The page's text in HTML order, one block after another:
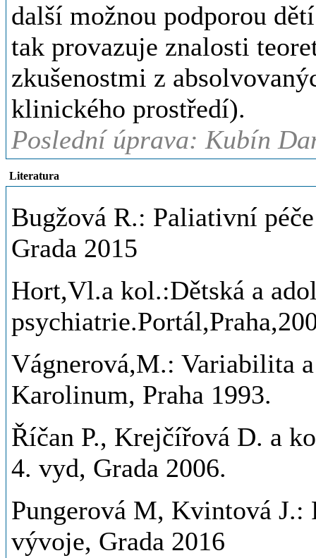
další možnou podporou
tak provazuje znalosti
zkušenostmi z
klinického prostředí).
Poslední úprava: Kubín
Literatura
Bugžová R.: Paliativní
Grada 2015
Hort,Vl.a kol.:Dětská a
Vágnerová,M.: Variabilita
Karolinum, Praha 1993.
Říčan P., Krejčířová D. a
4. vyd, Grada 2006.
Pungerová M, Kvintová J.:
vývoje, Grada 2016